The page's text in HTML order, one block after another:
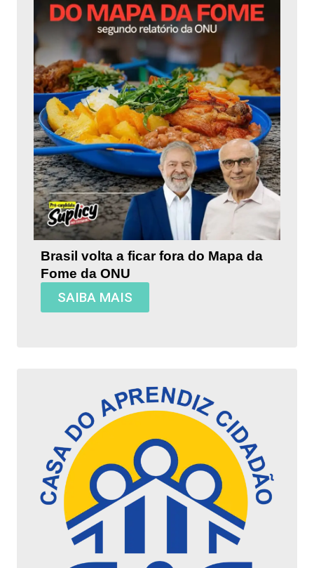
Brasil volta a ficar fora do Mapa da
Fome da ONU
SAIBA MAIS